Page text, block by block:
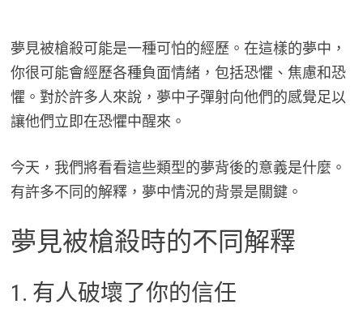
夢見被槍殺可能是一種可怕的經歷。在這樣的夢中，
你很可能會經歷各種負面情緒，包括恐懼、焦慮和恐
懼。對於許多人來說，夢中子彈射向他們的感覺足以
讓他們立即在恐懼中醒來。
今天，我們將看看這些類型的夢背後的意義是什麼。
有許多不同的解釋，夢中情況的背景是關鍵。
夢見被槍殺時的不同解釋
1. 有人破壞了你的信任